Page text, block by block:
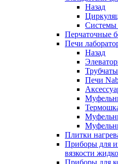
Назад
Системы
Перчаточные
Печи
Назад
Печи
Плитки
Приборы для
вязкости
Приборы для